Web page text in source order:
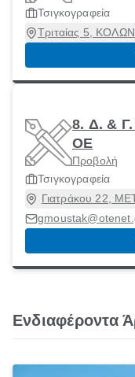
Τσιγκογραφεία
Τριταίας 5,
8. Δ. &
ΟΕ
Προβολή
Τσιγκογραφεία
Γιατράκου 22,
Ενδιαφέροντα